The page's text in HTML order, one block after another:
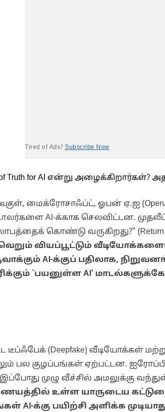
Tired of Ads? Subscribe Now
Truth for AI என்று
மைக்ரோசாஃப்ட், ஓபன் ஏ.ஐ
AI-க்காக செலவிட்டன.
கொண்டு வருகிறது?" (Return
வியப்பூட்டும்
AI-க்குப் பதிலாக,
`பயனுள்ள AI' மாடல்களுக்கே
டீப்ஃபேக் (Deepfake) வீடியோக்கள்
பல குழப்பங்கள் ஏற்பட்டன.
முழு வீச்சில் அமலுக்கு
உள்ள யாருடைய
AI-க்கு பயிற்சி அளிக்க